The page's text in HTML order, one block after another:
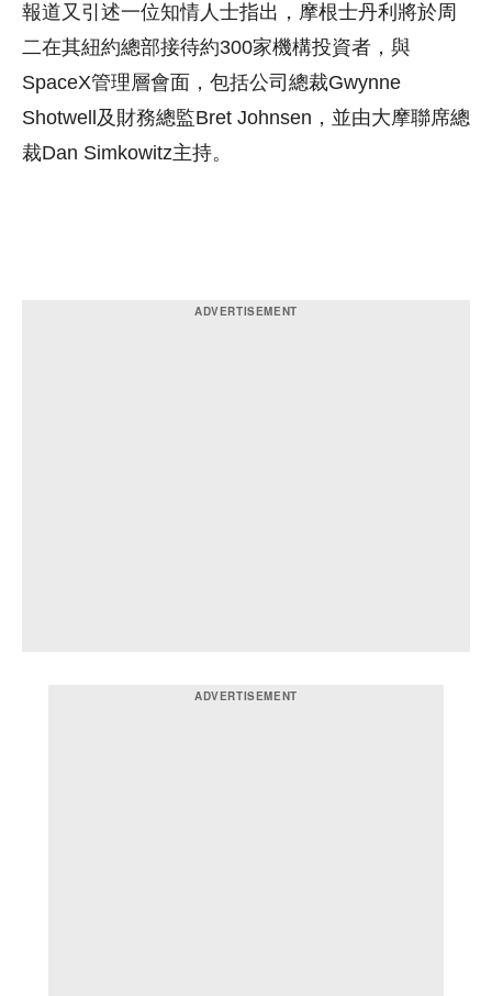
報道又引述一位知情人士指出，摩根士丹利將於周
二在其紐約總部接待約300家機構投資者，與
SpaceX管理層會面，包括公司總裁Gwynne
Shotwell及財務總監Bret Johnsen，並由大摩聯席總
裁Dan Simkowitz主持。